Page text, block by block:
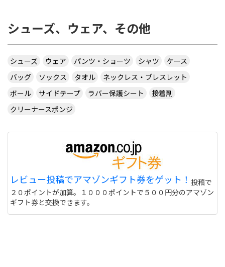
シューズ、ウェア、その他
シューズ ウェア パンツ・ショーツ シャツ
ケース
バッグ
ソックス タオル
ネックレス・ブレスレット
ボール
サイドテープ ラバー保護シート
接着剤
クリーナースポンジ
レビュー投稿でアマゾンギフト券をゲット！ 投稿で
２０ポイントが加算。１０００ポイントで５００円分のアマゾン
ギフト券と交換できます。